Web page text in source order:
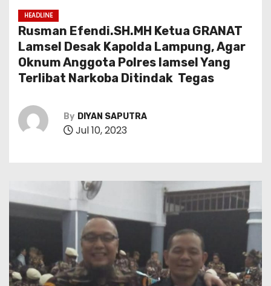
HEADLINE
Rusman Efendi.SH.MH Ketua GRANAT
Lamsel Desak Kapolda Lampung, Agar
Oknum Anggota Polres lamsel Yang
Terlibat Narkoba Ditindak Tegas
By DIYAN SAPUTRA
Jul 10, 2023